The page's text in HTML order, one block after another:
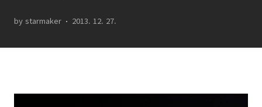
by starmaker 2013. 12. 27.